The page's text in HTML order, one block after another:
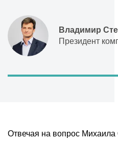
Владимир
Президент
Отвечая на вопрос Михаила